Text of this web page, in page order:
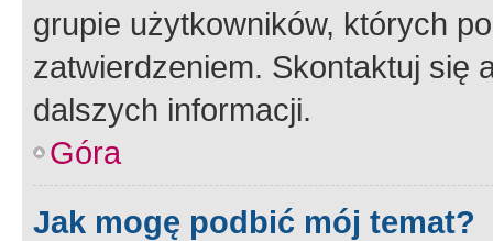
grupie użytkowników, których
zatwierdzeniem. Skontaktuj się
dalszych informacji.
Góra
Jak mogę podbić mój temat?